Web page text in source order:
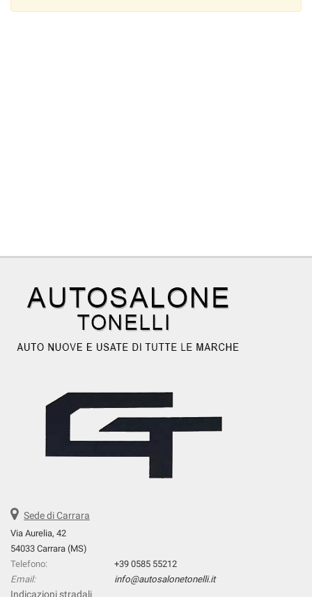
Sede di Carrara
Via Aurelia, 42
54033 Carrara (MS)
Telefono:
+39 0585 55212
Email:
info@autosalonetonelli.it
Indicazioni stradali